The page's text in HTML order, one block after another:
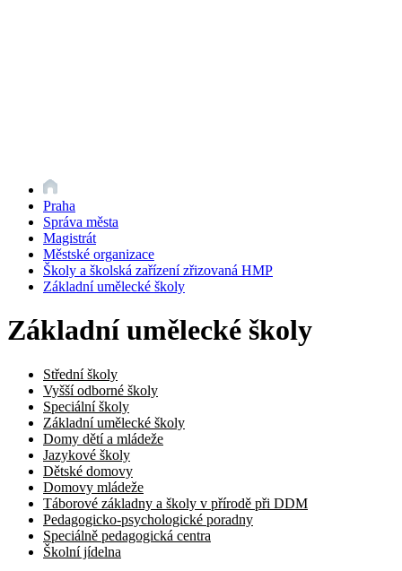
Praha
Správa města
Magistrát
Městské organizace
Školy a školská zařízení zřizovaná HMP
Základní umělecké školy
Základní umělecké školy
Střední školy
Vyšší odborné školy
Speciální školy
Základní umělecké školy
Domy dětí a mládeže
Jazykové školy
Dětské domovy
Domovy mládeže
Táborové základny a školy v přírodě při DDM
Pedagogicko-psychologické poradny
Speciálně pedagogická centra
Školní jídelna